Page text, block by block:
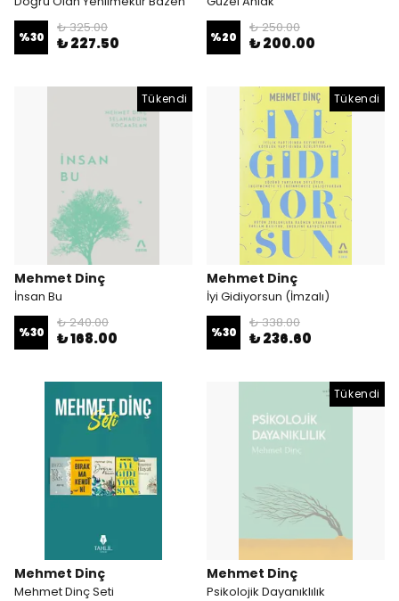
%30
₺ 325.00
₺ 227.50 %20
₺ 250.00
₺ 200.00
Tükendi
Mehmet Dinç
İnsan Bu
%30
₺ 240.00
₺ 168.00
Tükendi
Mehmet Dinç
İyi Gidiyorsun (İmzalı)
%30
₺ 338.00
₺ 236.60
Mehmet Dinç
Mehmet Dinç Seti
Tükendi
Mehmet Dinç
Psikolojik Dayanıklılık